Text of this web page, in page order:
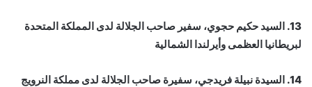
13. السيد حكيم حجوي، سفير صاحب الجلالة لدى المملكة المتحدة
لبريطانيا العظمى وأيرلندا الشمالية
14. السيدة نبيلة فريدجي، سفيرة صاحب الجلالة لدى مملكة النرويج